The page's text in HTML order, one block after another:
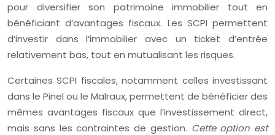
pour diversifier son patrimoine immobilier tout en
bénéficiant d’avantages fiscaux. Les SCPI permettent
d’investir dans l’immobilier avec un ticket d’entrée
relativement bas, tout en mutualisant les risques.
Certaines SCPI fiscales, notamment celles investissant
dans le Pinel ou le Malraux, permettent de bénéficier des
mêmes avantages fiscaux que l’investissement direct,
mais sans les contraintes de gestion. Cette option est